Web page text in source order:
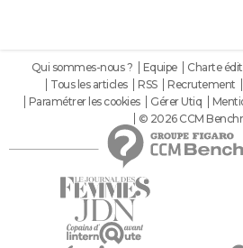
Qui sommes-nous ? Equipe Charte
Tous les articles
RSS Recrutement
Paramétrer les cookies
Gérer Utiq
© 2026 CCM